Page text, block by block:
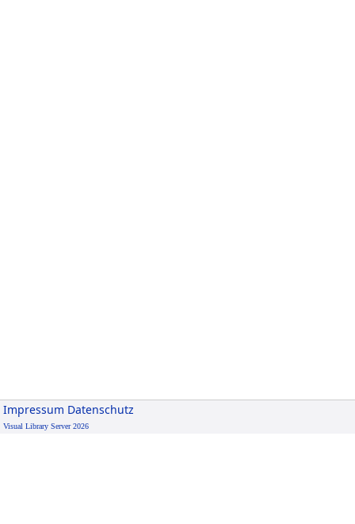
Impressum Datenschutz
Visual Library Server 2026